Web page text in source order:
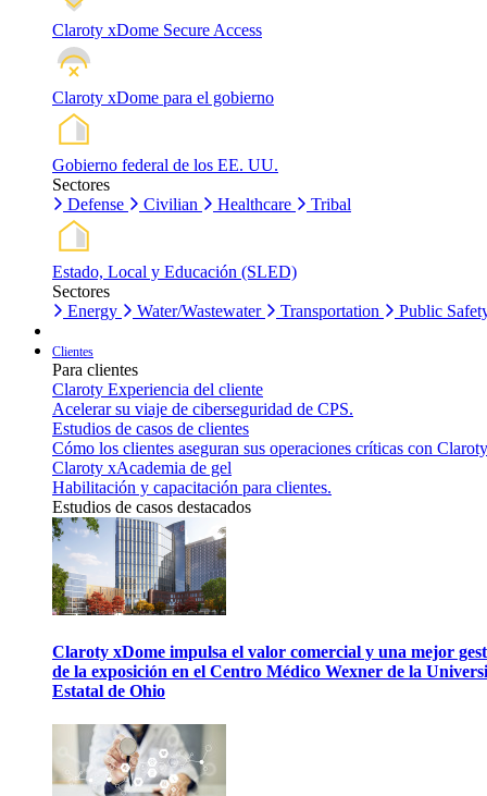
Claroty xDome Secure Access
Claroty xDome para el gobierno
Gobierno federal de los EE. UU.
Sectores
Defense
Civilian Healthcare Tribal
Estado, Local y Educación (SLED)
Sectores
Energy
Water/Wastewater Transportation Public
Clientes
Para clientes
Claroty Experiencia del cliente
Acelerar su viaje de ciberseguridad de CPS.
Estudios de casos de clientes
Cómo los clientes aseguran sus operaciones críticas con
Claroty xAcademia de gel
Habilitación y capacitación para clientes.
Estudios de casos destacados
Claroty xDome impulsa el valor comercial y una mejor
de la exposición en el Centro Médico Wexner de la
Estatal de Ohio